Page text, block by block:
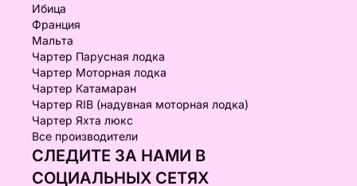
Ибица
Франция
Мальта
Чартер Парусная лодка
Чартер Моторная лодка
Чартер Катамаран
Чартер RIB (надувная моторная лодка)
Чартер Яхта люкс
Все производители
СЛЕДИТЕ ЗА НАМИ В
СОЦИАЛЬНЫХ СЕТЯХ